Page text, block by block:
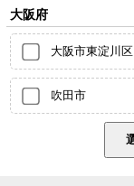
大阪府
大阪市東淀川区
吹田市